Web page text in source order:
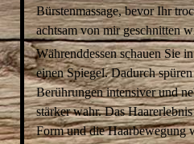
Bürstenmassage, bevor Ihr
achtsam von mir geschnitten
Währenddessen schauen Sie
einen Spiegel. Dadurch
Berührungen intensiver und
stärker wahr. Das
Form und die Haarbewegung